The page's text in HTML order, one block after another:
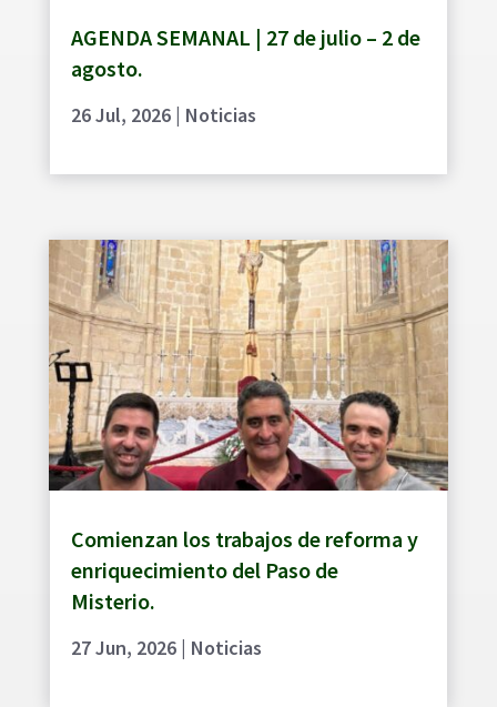
AGENDA SEMANAL | 27 de julio – 2 de
agosto.
26 Jul, 2026| Noticias
Comienzan los trabajos de reforma y
enriquecimiento del Paso de
Misterio.
27 Jun, 2026| Noticias